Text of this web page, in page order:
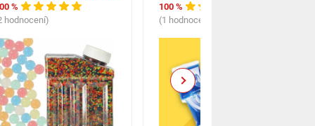
%
hodnocení)
100 %
(1 hodnocení)
Next